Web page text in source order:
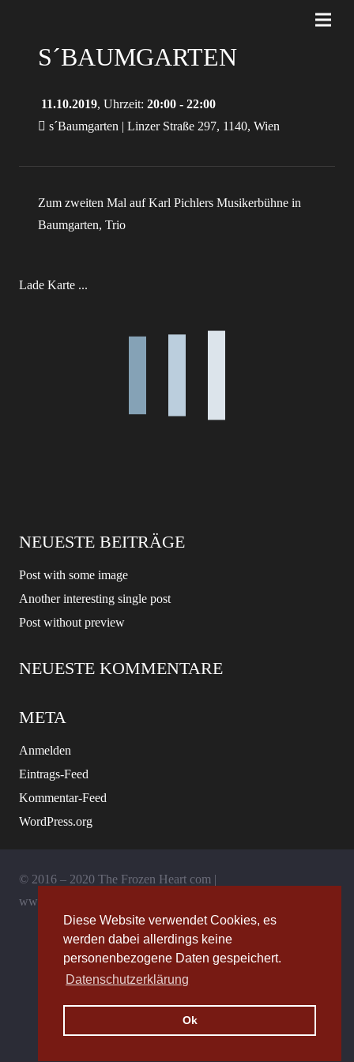
Diese Website verwendet Cookies, es
werden dabei allerdings keine
personenbezogene Daten gespeichert.
Datenschutzerklärung
Ok
S´BAUMGARTEN
11.10.2019, Uhrzeit: 20:00 - 22:00
s´Baumgarten | Linzer Straße 297, 1140, Wien
Zum zweiten Mal auf Karl Pichlers Musikerbühne in
Baumgarten, Trio
Lade Karte ...
NEUESTE BEITRÄGE
Post with some image
Another interesting single post
Post without preview
NEUESTE KOMMENTARE
META
Anmelden
Eintrags-Feed
Kommentar-Feed
WordPress.org
© 2016 – 2020 The Frozen Heart com |
www.thefrozenheart.com
Allgemeine Geschäftsbedingungen